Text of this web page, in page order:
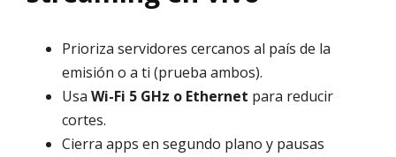
Prioriza servidores cercanos al país de la
emisión o a ti (prueba ambos).
Usa Wi-Fi 5 GHz o Ethernet para reducir
cortes.
Cierra apps en segundo plano y pausas